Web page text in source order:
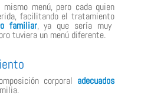
menú, pero cada quien
facilitando el tratamiento
familiar, ya que sería muy
tuviera un menú diferente.
corporal adecuados